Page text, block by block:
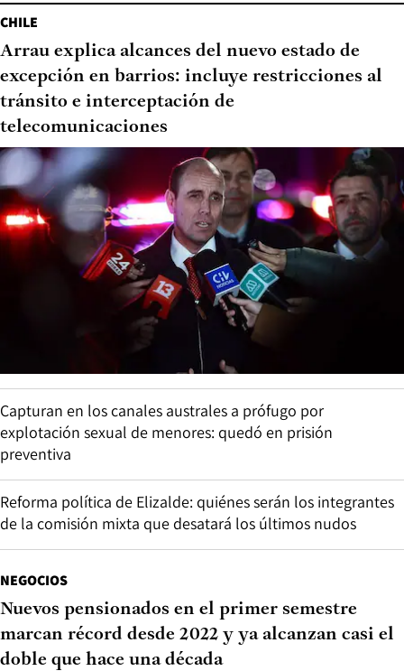
CHILE
Arrau explica alcances del nuevo estado de
excepción en barrios: incluye restricciones al
tránsito e interceptación de
telecomunicaciones
Capturan en los canales australes a prófugo por
explotación sexual de menores: quedó en prisión
preventiva
Reforma política de Elizalde: quiénes serán los integrantes
de la comisión mixta que desatará los últimos nudos
NEGOCIOS
Nuevos pensionados en el primer semestre
marcan récord desde 2022 y ya alcanzan casi el
doble que hace una década